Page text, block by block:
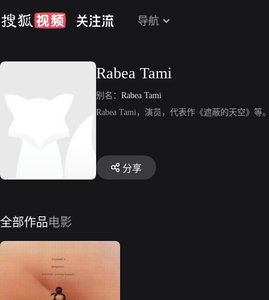
导航
Rabea Tami
别名： Rabea Tami
Rabea Tami，演员，代表作《遮蔽的天空》等
分享
全部作品电影